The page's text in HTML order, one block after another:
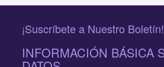
¡Suscríbete a Nuestro Boletín!
INFORMACIÓN BÁSICA